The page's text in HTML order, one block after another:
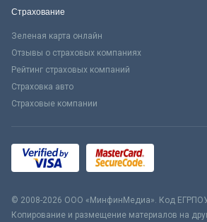
Страхование
Зеленая карта онлайн
Отзывы о страховых компаниях
Рейтинг страховых компаний
Страховка авто
Страховые компании
© 2008-2026 ООО «МинфинМедиа». Код
Копирование и размещение материалов на